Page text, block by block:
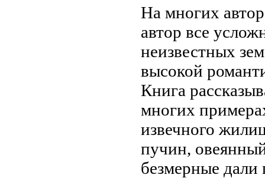
На многих
автор все
неизвестных
высокой
Книга
многих
извечного
пучин,
безмерные дали